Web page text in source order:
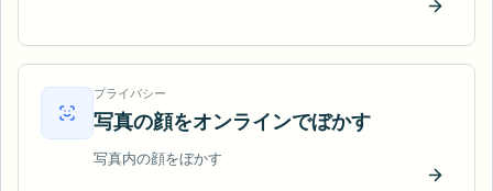
今すぐ
プライバシー
写真の顔をオンラインでぼかす
写真内の顔をぼかす
今すぐ